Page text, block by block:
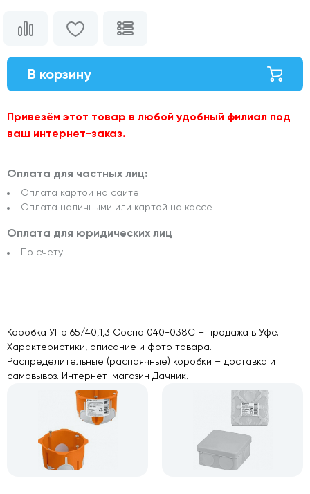
В корзину
Привезём этот товар в любой удобный филиал под
ваш интернет-заказ.
Оплата для частных лиц:
Оплата картой на сайте
Оплата наличными или картой на кассе
Оплата для юридических лиц
По счету
Коробка УПр 65/40,1,3 Сосна 040-038С – продажа в Уфе.
Характеристики, описание и фото товара.
Распределительные (распаячные) коробки – доставка и
самовывоз. Интернет-магазин Дачник.